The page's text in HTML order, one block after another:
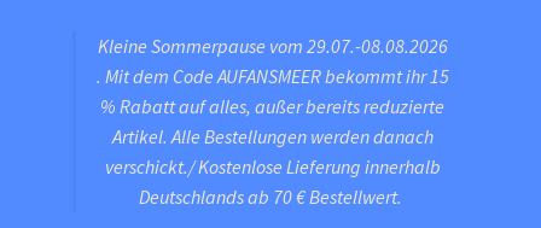
Kleine Sommerpause vom 29.07.-08.08.2026
. Mit dem Code AUFANSMEER bekommt ihr 15
% Rabatt auf alles, außer bereits reduzierte
Artikel. Alle Bestellungen werden danach
verschickt./ Kostenlose Lieferung innerhalb
Deutschlands ab 70 € Bestellwert.